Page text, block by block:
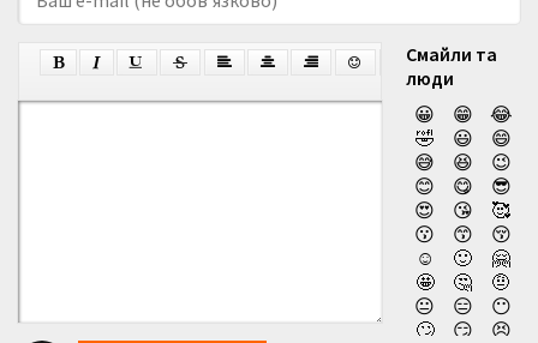
Смайли та
люди
😀
😁
😂
🤣
😃
😄
😅
😆
😉
😊
😋
😎
😍
😘
🥰
😗
😙
😚
☺️
🙂
🤗
🤩
🤔
🤨
😐
😑
😶
🙄
😏
😣